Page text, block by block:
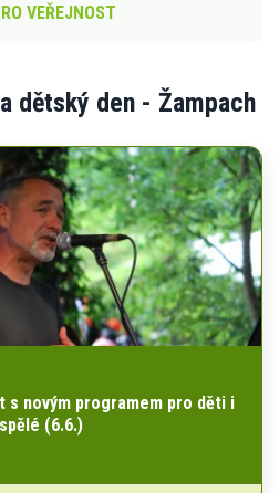
VEŘEJNOST
dětský den - Žampach
s novým programem pro děti i
(6.6.)